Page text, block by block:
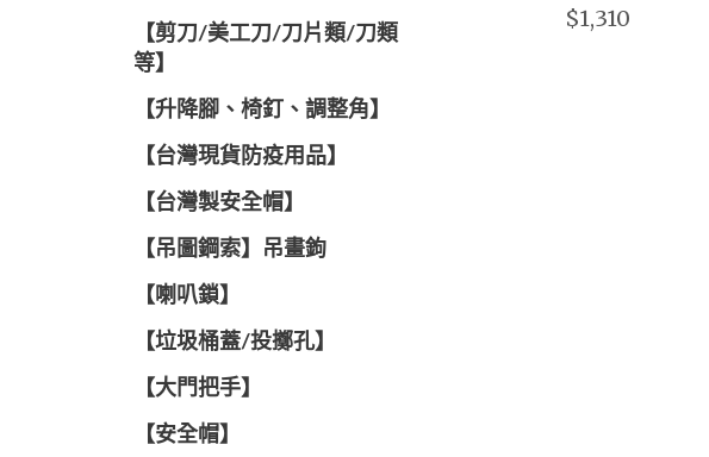
【剪刀/美工刀/刀片類/刀類
等】
【升降腳、椅釘、調整角】
【台灣現貨防疫用品】
【台灣製安全帽】
【吊圖鋼索】吊畫鉤
【喇叭鎖】
【垃圾桶蓋/投擲孔】
【大門把手】
【安全帽】
$1,310